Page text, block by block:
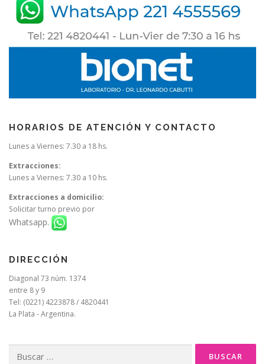
HORARIOS DE ATENCIÓN Y CONTACTO
Lunes a Viernes: 7.30 a 18 hs.
Extracciones:
Lunes a Viernes: 7.30 a 10 hs.
Extracciones a domicilio:
Solicitar turno previo por
Whatsapp.
DIRECCIÓN
Diagonal 73 núm. 1374
entre 8 y 9
Tel: (0221) 4223878 / 4820441
La Plata - Argentina.